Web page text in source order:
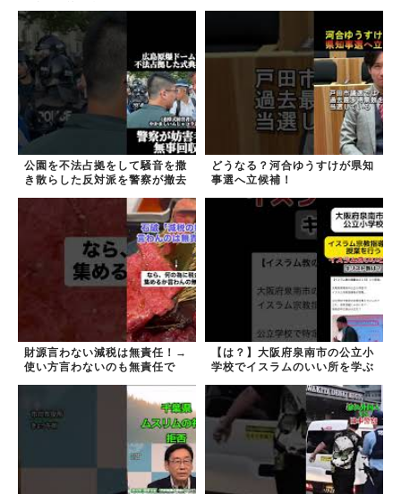
公園を不法占拠をして騒音を撒
き散らした反対派を警察が撤去
どうなる？河合ゆうすけが県知
事選へ立候補！
財源言わない減税は無責任！→
使い方言わないのも無責任で
【は？】大阪府泉南市の公立小
学校でイスラムのいい所を学ぶ